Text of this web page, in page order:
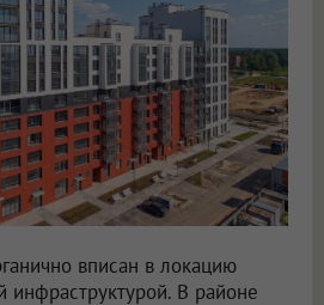
вписан в локацию
инфраструктурой. В районе